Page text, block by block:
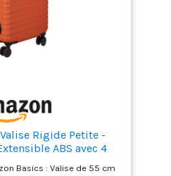
Rigide Petite -
ABS avec 4
Basics : Valise de 55 cm